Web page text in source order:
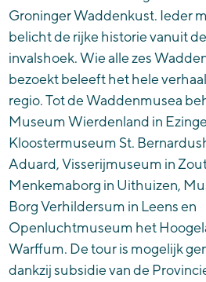
Groninger Waddenkust. Ieder
belicht de rijke historie vanuit
invalshoek. Wie alle zes
bezoekt beleeft het hele
regio. Tot de Waddenmusea
Museum Wierdenland in
Kloostermuseum St.
Aduard, Visserijmuseum in
Menkemaborg in Uithuizen,
Borg Verhildersum in Leens en
Openluchtmuseum het
Warffum. De tour is mogelijk
dankzij subsidie van de